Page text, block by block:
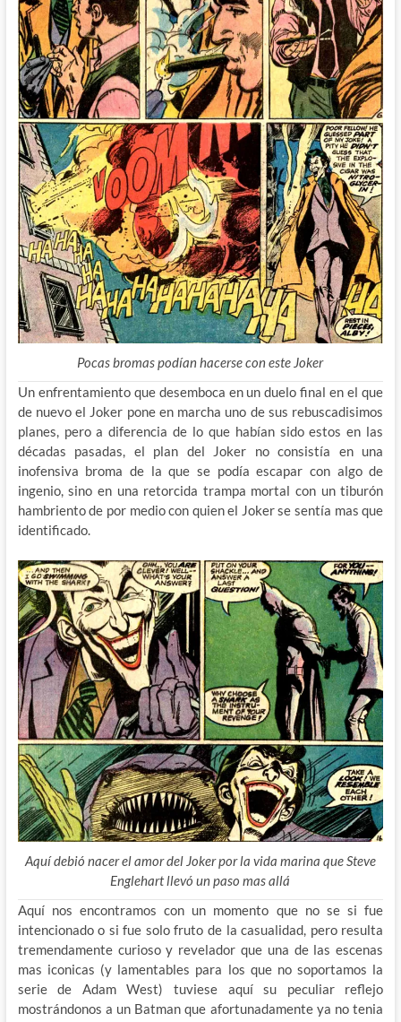
Pocas bromas podían hacerse con este Joker
Un enfrentamiento que desemboca en un duelo final en el que
de nuevo el Joker pone en marcha uno de sus rebuscadisimos
planes, pero a diferencia de lo que habían sido estos en las
décadas pasadas, el plan del Joker no consistía en una
inofensiva broma de la que se podía escapar con algo de
ingenio, sino en una retorcida trampa mortal con un tiburón
hambriento de por medio con quien el Joker se sentía mas que
identificado.
Aquí debió nacer el amor del Joker por la vida marina que Steve
Englehart llevó un paso mas allá
Aquí nos encontramos con un momento que no se si fue
intencionado o si fue solo fruto de la casualidad, pero resulta
tremendamente curioso y revelador que una de las escenas
mas iconicas (y lamentables para los que no soportamos la
serie de Adam West) tuviese aquí su peculiar reflejo
mostrándonos a un Batman que afortunadamente ya no tenia